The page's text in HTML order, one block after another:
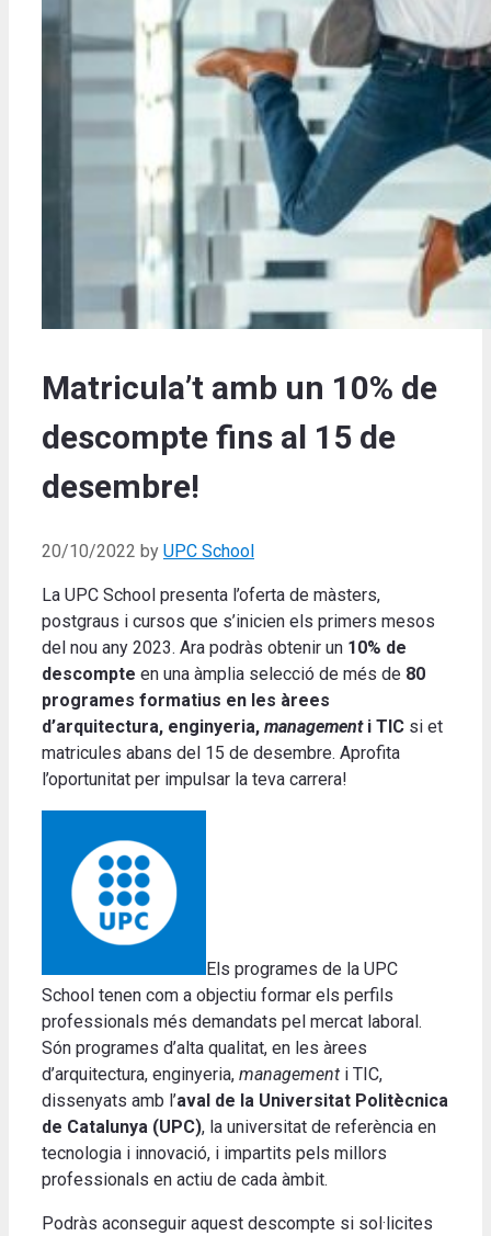
Matricula’t amb un 10% de
descompte fins al 15 de
desembre!
20/10/2022 by UPC School
La UPC School presenta l’oferta de màsters,
postgraus i cursos que s’inicien els primers mesos
del nou any 2023. Ara podràs obtenir un 10% de
descompte en una àmplia selecció de més de 80
programes formatius en les àrees
d’arquitectura, enginyeria, managementi TIC si et
matricules abans del 15 de desembre. Aprofita
l’oportunitat per impulsar la teva carrera!
Els programes de la UPC
School tenen com a objectiu formar els perfils
professionals més demandats pel mercat laboral.
Són programes d’alta qualitat, en les àrees
d’arquitectura, enginyeria, management i TIC,
dissenyats amb l’aval de la Universitat Politècnica
de Catalunya (UPC), la universitat de referència en
tecnologia i innovació, i impartits pels millors
professionals en actiu de cada àmbit.
Podràs aconseguir aquest descompte si sol·licites